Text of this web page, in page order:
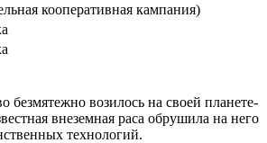
кооперативная кампания)
безмятежно возилось на своей планете-
внеземная раса обрушила на него
технологий.